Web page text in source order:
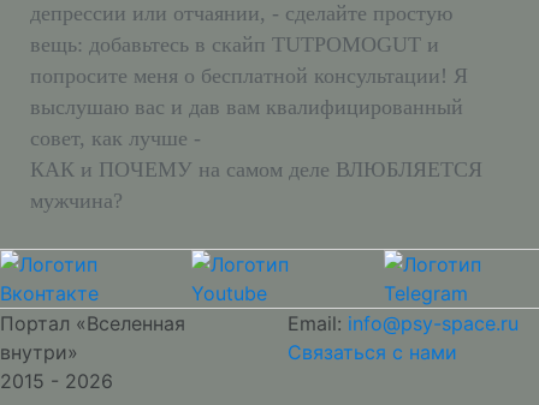
депрессии или отчаянии, - сделайте простую
вещь: добавьтесь в скайп TUTPOMOGUT и
попросите меня о бесплатной консультации! Я
выслушаю вас и дав вам квалифицированный
совет, как лучше -
КАК и ПОЧЕМУ на самом деле ВЛЮБЛЯЕТСЯ
мужчина?
Портал «Вселенная
внутри»
2015 - 2026
Email: info@psy-space.ru
Связаться с нами